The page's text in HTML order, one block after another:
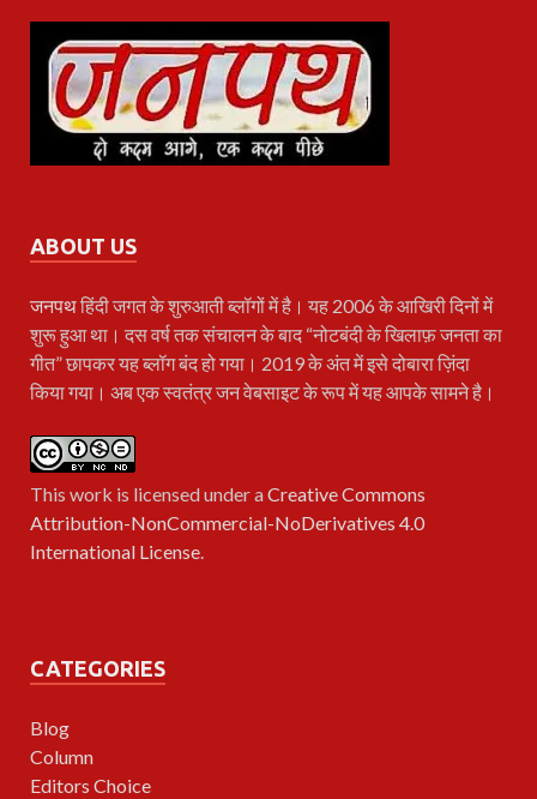
ABOUT US
जनपथहिंदी जगत के शुरुआती ब्लॉगों में है। यह 2006 के आखिरी दिनों में
शुरू हुआ था। दस वर्ष तक संचालन के बाद “नोटबंदी के खिलाफ़ जनता का
गीत” छापकर यह ब्लॉग बंद हो गया। 2019 के अंत में इसे दोबारा ज़िंदा
किया गया। अब एक स्वतंत्र जन वेबसाइट के रूप में यह आपके सामने है।
This work is licensed under aCreative Commons
Attribution-NonCommercial-NoDerivatives 4.0
International License.
CATEGORIES
Blog
Column
Editors Choice